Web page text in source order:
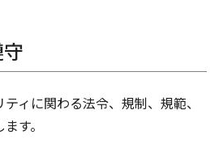
ィに関わる法令、規制、規範、
す。